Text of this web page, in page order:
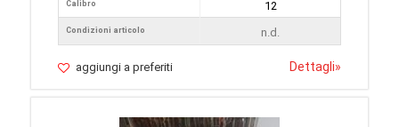
Calibro
Condizioni articolo
12
n.d.
aggiungi a preferiti Dettagli»